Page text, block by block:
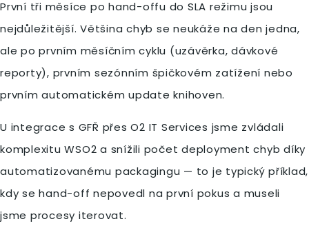
První tři měsíce po hand-offu do SLA režimu jsou
nejdůležitější. Většina chyb se neukáže na den jedna,
ale po prvním měsíčním cyklu (uzávěrka, dávkové
reporty), prvním sezónním špičkovém zatížení nebo
prvním automatickém update knihoven.
U integrace s GFŘ přes O2 IT Services jsme zvládali
komplexitu WSO2 a snížili počet deployment chyb díky
automatizovanému packagingu — to je typický příklad,
kdy se hand-off nepovedl na první pokus a museli
jsme procesy iterovat.